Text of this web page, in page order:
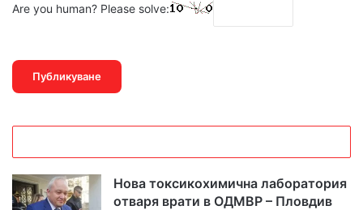
Are you human? Please solve:
Нова токсикохимична лаборатория
отваря врати в ОДМВР – Пловдив